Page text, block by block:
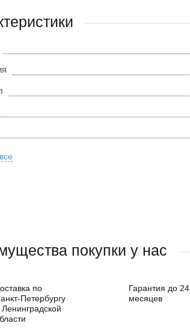
покупки у нас
по
Петербургу
Ленинградской
Гарантия до 24
месяцев